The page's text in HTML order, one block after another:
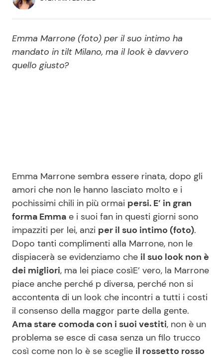
Economia
Persone Scomparse
Politica
Programmi TV
News Musica
News Spettacolo
Benessere
Casa
Moda e Style
Mondo Mamma
News benessere
Cucina e Ricette
Consigli di Cucina
Dolci
Le Ricette in TV
Primi Piatti
Emma Marrone (foto) per il suo intimo ha
mandato in tilt Milano, ma il look è davvero
quello giusto?
Emma Marrone sembra essere rinata, dopo gli
amori che non le hanno lasciato molto e i
pochissimi chili in più ormai persi. E’ in gran
forma Emma e i suoi fan in questi giorni sono
impazziti per lei, anzi per il suo intimo (foto).
Dopo tanti complimenti alla Marrone, non le
dispiacerà se evidenziamo che il suo look non è
dei migliori, ma lei piace cosìE’ vero, la Marrone
piace anche perché p diversa, perché non si
accontenta di un look che incontri a tutti i costi
il consenso della maggor parte della gente.
Ama stare comoda con i suoi vestiti, non è un
problema se esce di casa senza un filo trucco
così come non lo è se sceglie il rossetto rosso